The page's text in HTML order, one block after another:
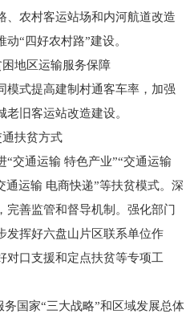
、农村客运站场和内河航道改造
动“四好农村路”建设。
地区运输服务保障
模式提高建制村通客车率，加强
老旧客运站改造建设。
扶贫方式
“交通运输 特色产业”“交通运输
通运输 电商快递”等扶贫模式。深
完善监管和督导机制。强化部门
发挥好六盘山片区联系单位作
对口支援和定点扶贫等专项工
务国家“三大战略”和区域发展总体